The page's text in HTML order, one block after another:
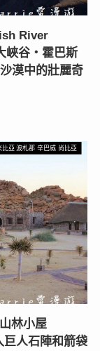
River
峽谷‧霍巴斯
漠中的壯麗奇
比亞 波札那 辛巴威 尚比亞
林小屋
巨人石陣和箭袋